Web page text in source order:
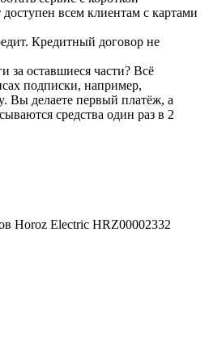
всем клиентам с картами
Кредитный договор не
за оставшиеся части? Всё
подписки, например,
Вы делаете первый платёж, а
средства один раз в 2
Horoz Electric HRZ00002332